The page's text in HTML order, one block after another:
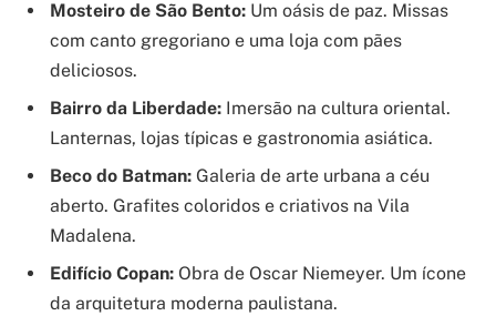
Mosteiro de São Bento: Um oásis de paz. Missas
com canto gregoriano e uma loja com pães
deliciosos.
Bairro da Liberdade: Imersão na cultura oriental.
Lanternas, lojas típicas e gastronomia asiática.
Beco do Batman: Galeria de arte urbana a céu
aberto. Grafites coloridos e criativos na Vila
Madalena.
Edifício Copan: Obra de Oscar Niemeyer. Um ícone
da arquitetura moderna paulistana.